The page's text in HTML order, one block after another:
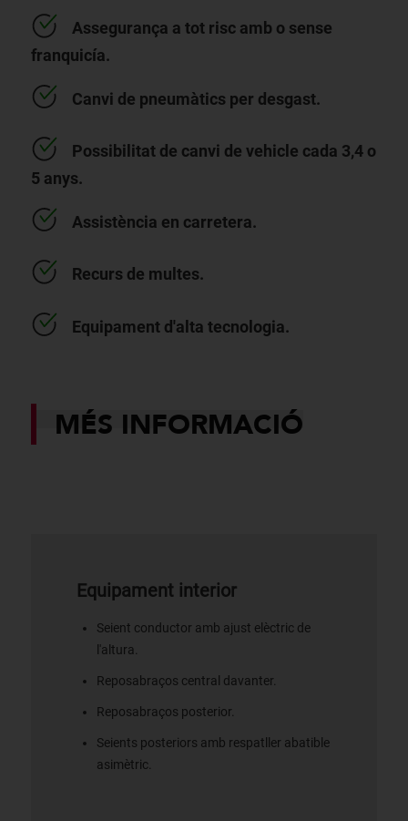
Assegurança a tot risc amb o sense
franquicía.
Canvi de pneumàtics per desgast.
Possibilitat de canvi de vehicle cada 3,4 o
5 anys.
Assistència en carretera.
Recurs de multes.
Equipament d'alta tecnologia.
MÉS INFORMACIÓ
Equipament interior
Seient conductor amb ajust elèctric de
l'altura.
Reposabraços central davanter.
Reposabraços posterior.
Seients posteriors amb respatller abatible
asimètric.